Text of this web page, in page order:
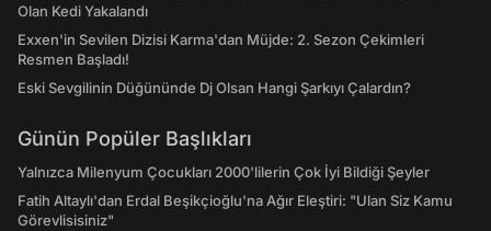
Olan Kedi Yakalandı
Exxen'in Sevilen Dizisi Karma'dan Müjde: 2. Sezon Çekimleri
Resmen Başladı!
Eski Sevgilinin Düğününde Dj Olsan Hangi Şarkıyı Çalardın?
Günün Popüler Başlıkları
Yalnızca Milenyum Çocukları 2000'lilerin Çok İyi Bildiği Şeyler
Fatih Altaylı'dan Erdal Beşikçioğlu'na Ağır Eleştiri: "Ulan Siz Kamu
Görevlisisiniz"